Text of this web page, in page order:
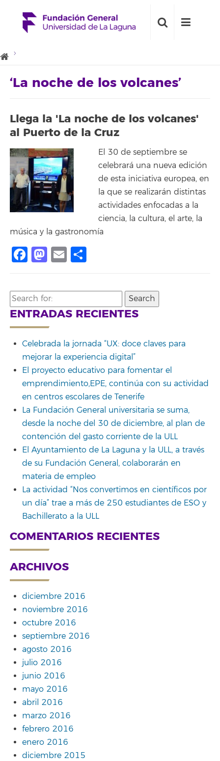
‘La noche de los volcanes’
Llega la 'La noche de los volcanes'
al Puerto de la Cruz
El 30 de septiembre se
celebrará una nueva edición
de esta iniciativa europea, en
la que se realizarán distintas
actividades enfocadas a la
ciencia, la cultura, el arte, la
música y la gastronomía
Facebook
Mastodon
Email
Search
for:
ENTRADAS RECIENTES
Celebrada la jornada “UX: doce claves para
mejorar la experiencia digital”
El proyecto educativo para fomentar el
emprendimiento,EPE, continúa con su actividad
en centros escolares de Tenerife
La Fundación General universitaria se suma,
desde la noche del 30 de diciembre, al plan de
contención del gasto corriente de la ULL
El Ayuntamiento de La Laguna y la ULL, a través
de su Fundación General, colaborarán en
materia de empleo
La actividad “Nos convertimos en científicos por
un día” trae a más de 250 estudiantes de ESO y
Bachillerato a la ULL
COMENTARIOS RECIENTES
ARCHIVOS
diciembre 2016
noviembre 2016
octubre 2016
septiembre 2016
agosto 2016
julio 2016
junio 2016
mayo 2016
abril 2016
marzo 2016
febrero 2016
enero 2016
diciembre 2015